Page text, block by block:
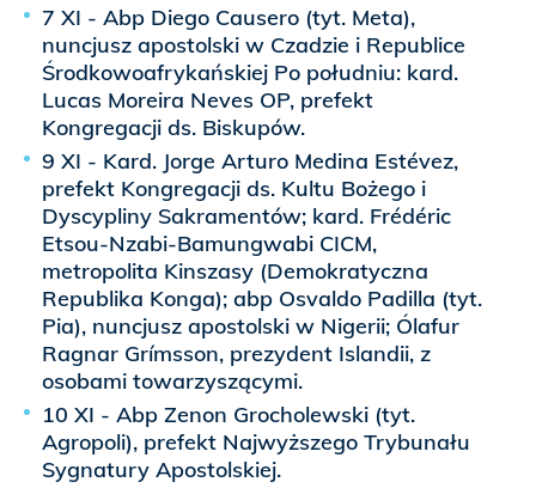
7 XI - Abp Diego Causero (tyt. Meta),
nuncjusz apostolski w Czadzie i Republice
Środkowoafrykańskiej Po południu: kard.
Lucas Moreira Neves OP, prefekt
Kongregacji ds. Biskupów.
9 XI - Kard. Jorge Arturo Medina Estévez,
prefekt Kongregacji ds. Kultu Bożego i
Dyscypliny Sakramentów; kard. Frédéric
Etsou-Nzabi-Bamungwabi CICM,
metropolita Kinszasy (Demokratyczna
Republika Konga); abp Osvaldo Padilla (tyt.
Pia), nuncjusz apostolski w Nigerii; Ólafur
Ragnar Grímsson, prezydent Islandii, z
osobami towarzyszącymi.
10 XI - Abp Zenon Grocholewski (tyt.
Agropoli), prefekt Najwyższego Trybunału
Sygnatury Apostolskiej.